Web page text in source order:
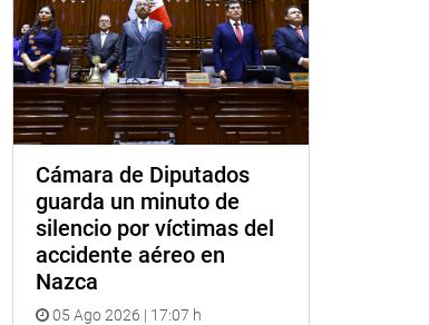
Cámara de Diputados
guarda un minuto de
silencio por víctimas del
accidente aéreo en
Nazca
05 Ago 2026 | 17:07 h